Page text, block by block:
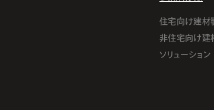
住宅向け建材
非住宅向け建
ソリューション